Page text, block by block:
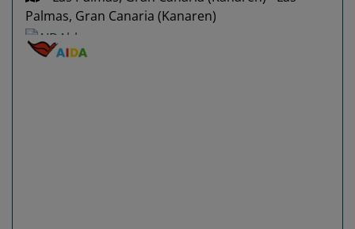
Palmas, Gran Canaria (Kanaren)